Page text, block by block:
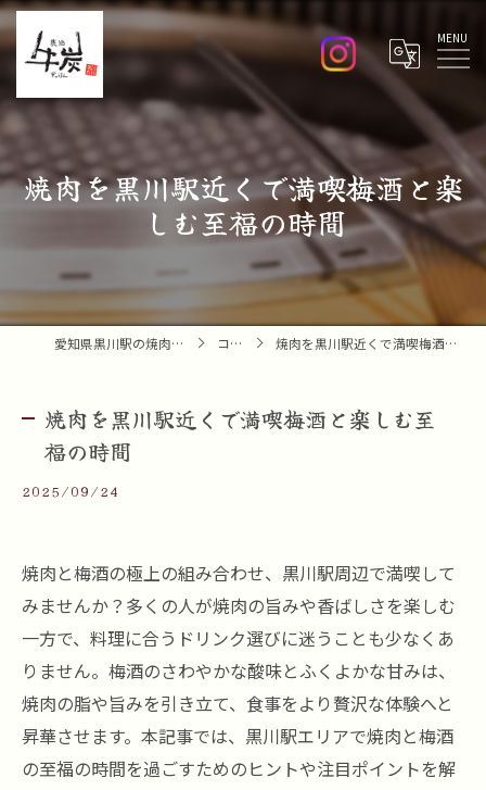
Menu
焼肉を黒川駅近くで満喫梅酒と楽
しむ至福の時間
愛知県黒川駅の焼肉なら焼肉 牛炭 コラム 焼肉を黒川駅近くで満喫梅酒と楽しむ至福の時間
焼肉を黒川駅近くで満喫梅酒と楽しむ至
福の時間
2025/09/24
焼肉と梅酒の極上の組み合わせ、黒川駅周辺で満喫して
みませんか？多くの人が焼肉の旨みや香ばしさを楽しむ
一方で、料理に合うドリンク選びに迷うことも少なくあ
りません。梅酒のさわやかな酸味とふくよかな甘みは、
焼肉の脂や旨みを引き立て、食事をより贅沢な体験へと
昇華させます。本記事では、黒川駅エリアで焼肉と梅酒
の至福の時間を過ごすためのヒントや注目ポイントを解